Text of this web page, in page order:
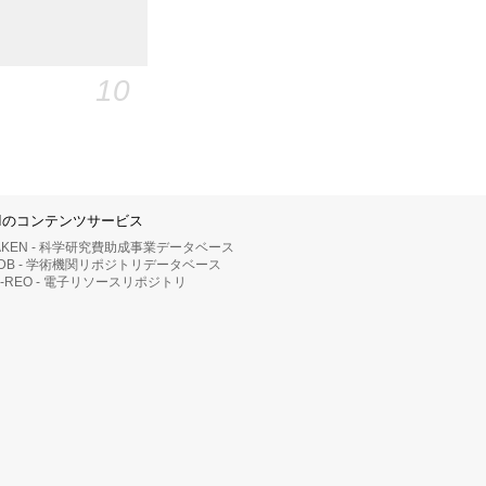
10
のコンテンツサービス
- 科学研究費助成事業データベース
- 学術機関リポジトリデータベース
REO - 電子リソースリポジトリ